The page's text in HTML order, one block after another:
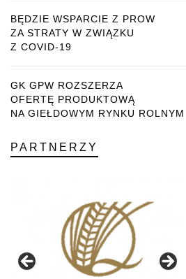
BĘDZIE WSPARCIE Z PROW
ZA STRATY W ZWIĄZKU
Z COVID-19
GK GPW ROZSZERZA
OFERTĘ PRODUKTOWĄ
NA GIEŁDOWYM RYNKU ROLNYM
PARTNERZY